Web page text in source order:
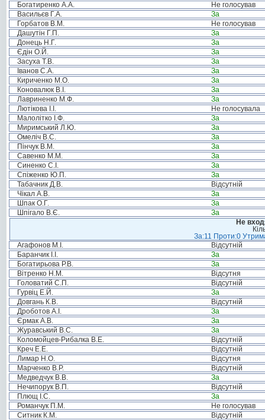
Богатиренко А.А.
Не голосував
Васильєв Г.А.
За
Горбатов В.М.
Не голосував
Дашутін Г.П.
За
Донець Н.Г.
За
Єдін О.Й.
За
Засуха Т.В.
За
Іванов С.А.
За
Кириченко М.О.
За
Коновалюк В.І.
За
Лавриненко М.Ф.
За
Лютікова І.І.
Не голосувала
Малолітко І.Ф.
За
Миримський Л.Ю.
За
Омеліч В.С.
За
Пінчук В.М.
За
Савенко М.М.
За
Синенко С.І.
За
Спіженко Ю.П.
За
Табачник Д.В.
Відсутній
Чікал А.В.
За
Шпак О.Г.
За
Шпігало В.Є.
За
Не
За:11 Проти:0
Агафонов М.І.
Відсутній
Баранчик І.І.
За
Богатирьова Р.В.
За
Вітренко Н.М.
Відсутня
Головатий С.П.
Відсутній
Гурвіц Е.Й.
За
Довгань К.В.
Відсутній
Дроботов А.І.
За
Єрмак А.В.
За
Журавський В.С.
За
Коломойцев-Рибалка В.Е.
Відсутній
Креч Е.Е.
Відсутній
Лимар Н.О.
Відсутня
Марченко В.Р.
Відсутній
Медведчук В.В.
За
Нечипорук В.П.
Відсутній
Плющ І.С.
За
Романчук П.М.
Не голосував
Ситник К.М.
Відсутній